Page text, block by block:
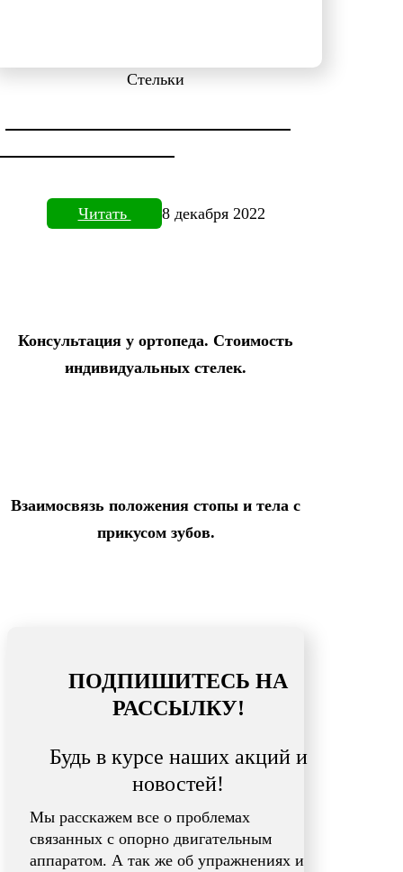
Стельки
Читать 8 декабря 2022
Консультация у ортопеда. Стоимость
индивидуальных стелек.
Взаимосвязь положения стопы и тела с
прикусом зубов.
ПОДПИШИТЕСЬ НА
РАССЫЛКУ!
Будь в курсе наших акций и
новостей!
Мы расскажем все о проблемах
связанных с опорно двигательным
аппаратом. А так же об упражнениях и